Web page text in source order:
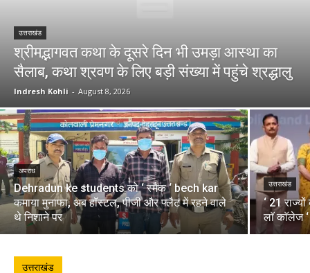
उत्तराखंड
श्रीमद्भागवत कथा के दूसरे दिन भी उमड़ा आस्था का
सैलाब, कथा श्रवण के लिए बड़ी संख्या में पहुंचे श्रद्धालु
Indresh Kohli - August 8, 2026
अपराध
Dehradun ke students को ‘ स्मैक ‘ bech kar
कमाया मुनाफा, अब हॉस्टल, पीजी और फ्लैट में रहने वाले
थे निशाने पर
उत्तराखंड
‘ 21
लाॅ काॅलेज
उत्तराखंड